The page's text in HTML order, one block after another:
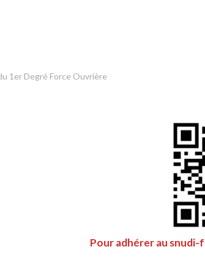
1er Degré Force Ouvrière
Pour adhérer au snudi-